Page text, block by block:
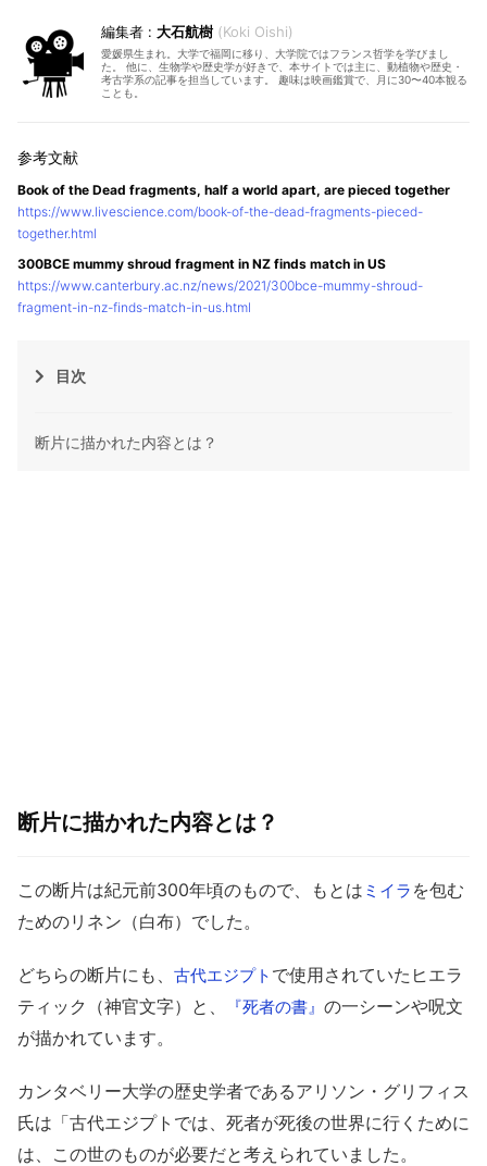
大石航樹 Koki Oishi
愛媛県生まれ。大学で福岡に移り、大学院ではフランス哲学を学びまし
た。 他に、生物学や歴史学が好きで、本サイトでは主に、動植物や歴史・
考古学系の記事を担当しています。 趣味は映画鑑賞で、月に30〜40本観る
ことも。
Book of the Dead fragments, half a world apart, are pieced together
https://www.livescience.com/book-of-the-dead-fragments-pieced-
together.html
300BCE mummy shroud fragment in NZ finds match in US
https://www.canterbury.ac.nz/news/2021/300bce-mummy-shroud-
fragment-in-nz-finds-match-in-us.html
目次
断片に描かれた内容とは？
断片に描かれた内容とは？
この断片は紀元前300年頃のもので、もとは ミイラ を包む
ためのリネン（白布）でした。
どちらの断片にも、 古代エジプト で使用されていたヒエラ
ティック（神官文字）と、
『死者の書』 の一シーンや呪文
が描かれています。
カンタベリー大学の歴史学者であるアリソン・グリフィス
氏は「古代エジプトでは、死者が死後の世界に行くために
は、この世のものが必要だと考えられていました。